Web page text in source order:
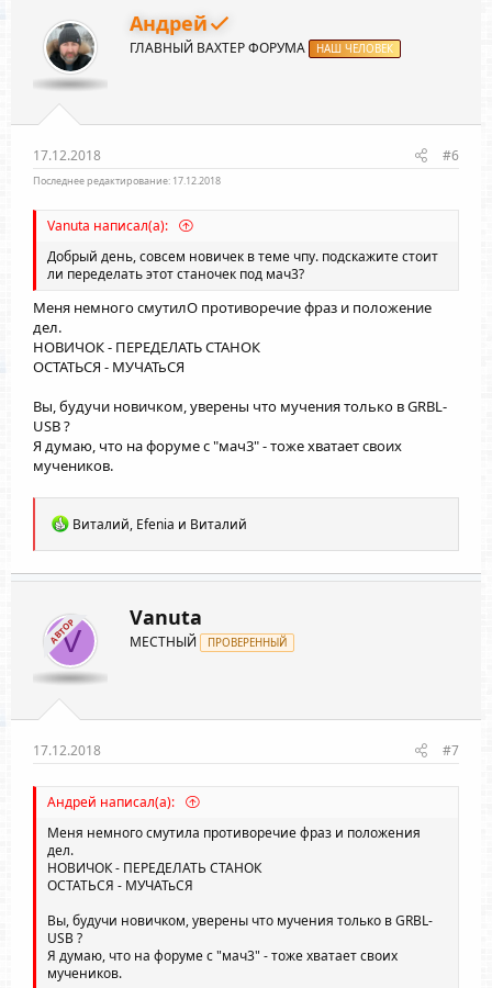
Андрей
ГЛАВНЫЙ ВАХТЕР ФОРУМА НАШ ЧЕЛОВЕК
17.12.2018 #6
Последнее редактирование: 17.12.2018
Vanuta написал(а):
Добрый день, совсем новичек в теме чпу. подскажите стоит
ли переделать этот станочек под мач3?
Меня немного смутилО противоречие фраз и положение
дел.
НОВИЧОК - ПЕРЕДЕЛАТЬ СТАНОК
ОСТАТЬСЯ - МУЧАТьСЯ
Вы, будучи новичком, уверены что мучения только в GRBL-
USB ?
Я думаю, что на форуме с "мач3" - тоже хватает своих
мучеников.
Р
а
к
и
и
:
Витaлий, Efenia и Виталий
АВТОР
V
Vanuta
МЕСТНЫЙ ПРОВЕРЕННЫЙ
17.12.2018 #7
Андрей написал(а):
Меня немного смутила противоречие фраз и положения
дел.
НОВИЧОК - ПЕРЕДЕЛАТЬ СТАНОК
ОСТАТЬСЯ - МУЧАТьСЯ
Вы, будучи новичком, уверены что мучения только в GRBL-
USB ?
Я думаю, что на форуме с "мач3" - тоже хватает своих
мучеников.